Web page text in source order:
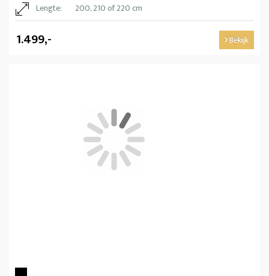
Lengte:
200, 210 of 220 cm
1.499,- Bekijk